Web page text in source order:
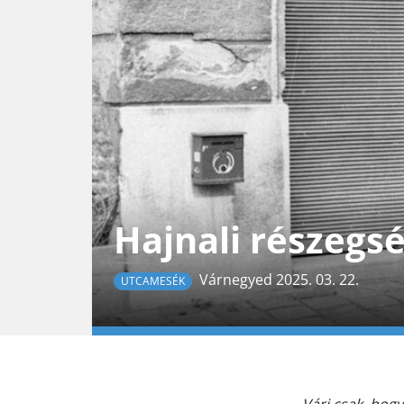
Hajnali
UTCAMESÉK Várnegyed 2025. 03. 22.